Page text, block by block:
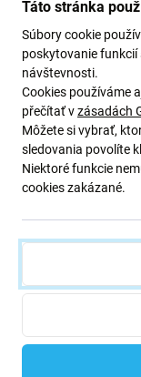
Popis a špecifikácia
Táto stránka
Súbory cookie
poskytovanie funkcií
návštevnosti.
Cookies používáme
přečítať vzásadách
Môžete si vybrať,
sledovania povolíte
Niektoré funkcie
cookies zakázané.